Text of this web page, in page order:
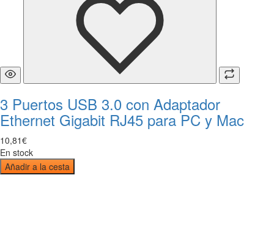
3 Puertos USB 3.0 con Adaptador
Ethernet Gigabit RJ45 para PC y Mac
10,81€
En stock
Añadir a la cesta